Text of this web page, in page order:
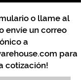
o llame al
envíe un correo
a
para
cotización!